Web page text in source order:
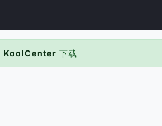
KoolCenter 下载